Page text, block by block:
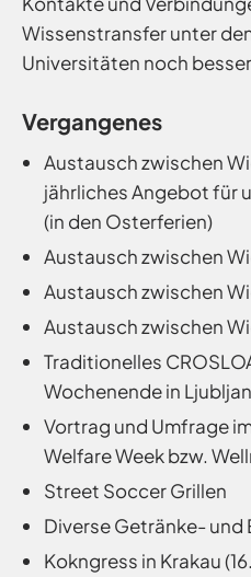
Wissenstransfer unter
Universitäten noch
Vergangenes
Austausch zwischen
jährliches Angebot für
(in den Osterferien)
Austausch zwischen
Austausch zwischen
Austausch zwischen
Traditionelles
Wochenende in
Vortrag und Umfrage
Welfare Week bzw.
Street Soccer Grillen
Diverse Getränke- und
Kokngress in Krakau